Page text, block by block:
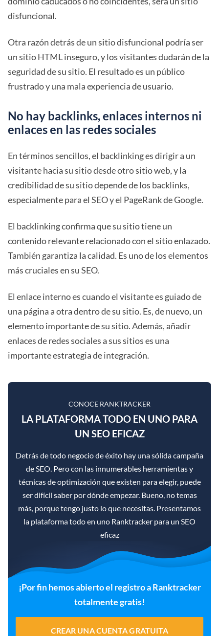
disfuncional.
Otra razón detrás de un sitio disfuncional podría ser
un sitio HTML inseguro, y los visitantes dudarán de la
seguridad de su sitio. El resultado es un público
frustrado y una mala experiencia de usuario.
No hay backlinks, enlaces internos ni
enlaces en las redes sociales
En términos sencillos, el backlinking es dirigir a un
visitante hacia su sitio desde otro sitio web, y la
credibilidad de su sitio depende de los backlinks,
especialmente para el SEO y el PageRank de Google.
El backlinking confirma que su sitio tiene un
contenido relevante relacionado con el sitio enlazado.
También garantiza la calidad. Es uno de los elementos
más cruciales en su SEO.
El enlace interno es cuando el visitante es guiado de
una página a otra dentro de su sitio. Es, de nuevo, un
elemento importante de su sitio. Además, añadir
enlaces de redes sociales a sus sitios es una
importante estrategia de integración.
CONOCE RANKTRACKER
LA PLATAFORMA TODO EN UNO PARA
UN SEO EFICAZ
Detrás de todo negocio de éxito hay una sólida campaña
de SEO. Pero con las innumerables herramientas y
técnicas de optimización que existen para elegir, puede
ser difícil saber por dónde empezar. Bueno, no temas
más, porque tengo justo lo que necesitas. Presentamos
la plataforma todo en uno Ranktracker para un SEO
eficaz
¡Por fin hemos abierto el registro a Ranktracker
totalmente gratis!
CREAR UNA CUENTA GRATUITA